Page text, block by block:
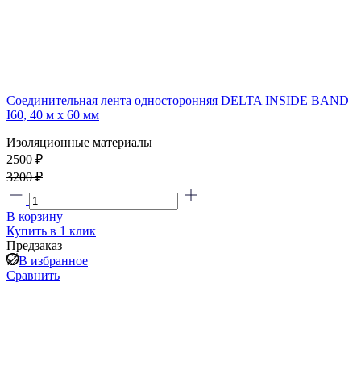
Соединительная лента односторонняя DELTA INSIDE BAND
I60, 40 м х 60 мм
Изоляционные материалы
2500 ₽
3200 ₽
В корзину
Купить в 1 клик
Предзаказ
В избранное
Сравнить